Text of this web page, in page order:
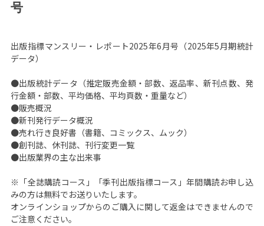
号
出版指標マンスリー・レポート2025年6月号（2025年5月期統計
データ）
●出版統計データ（推定販売金額・部数、返品率、新刊点数、発
行金額・部数、平均価格、平均頁数・重量など）
●販売概況
●新刊発行データ概況
●売れ行き良好書（書籍、コミックス、ムック）
●創刊誌、休刊誌、刊行変更一覧
●出版業界の主な出来事
※「全誌購読コース」「季刊出版指標コース」年間購読お申し込
みの方は無料でお送りいたします。
オンラインショップからのご購入に関して返金はできませんので
ご注意ください。